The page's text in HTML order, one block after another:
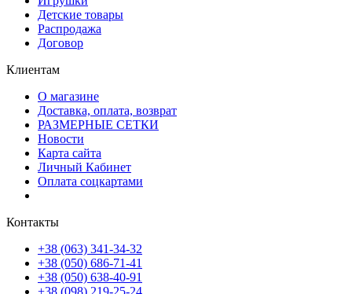
Детские товары
Распродажа
Договор
Клиентам
О магазине
Доставка, оплата, возврат
РАЗМЕРНЫЕ СЕТКИ
Новости
Карта сайта
Личный Кабинет
Оплата соцкартами
Контакты
+38 (063) 341-34-32
+38 (050) 686-71-41
+38 (050) 638-40-91
+38 (098) 219-25-24